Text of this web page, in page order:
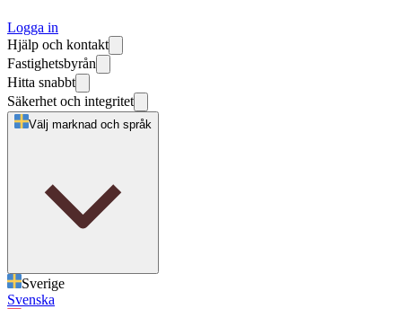
Logga in
Hjälp och kontakt
Fastighetsbyrån
Hitta snabbt
Säkerhet och integritet
Välj marknad och språk
Sverige
Svenska